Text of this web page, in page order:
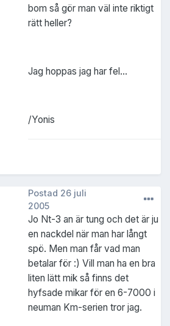
bom så gör man väl inte riktigt
rätt heller?
Jag hoppas jag har fel...
/Yonis
Postad 26 juli
2005
Jo Nt-3 an är tung och det är ju
en nackdel när man har långt
spö. Men man får vad man
betalar för :) Vill man ha en bra
liten lätt mik så finns det
hyfsade mikar för en 6-7000 i
neuman Km-serien tror jag.